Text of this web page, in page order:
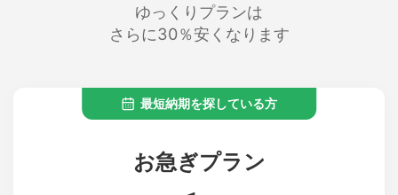
ゆっくりプランは
さらに30％安くなります
最短納期を探している方
お急ぎプラン